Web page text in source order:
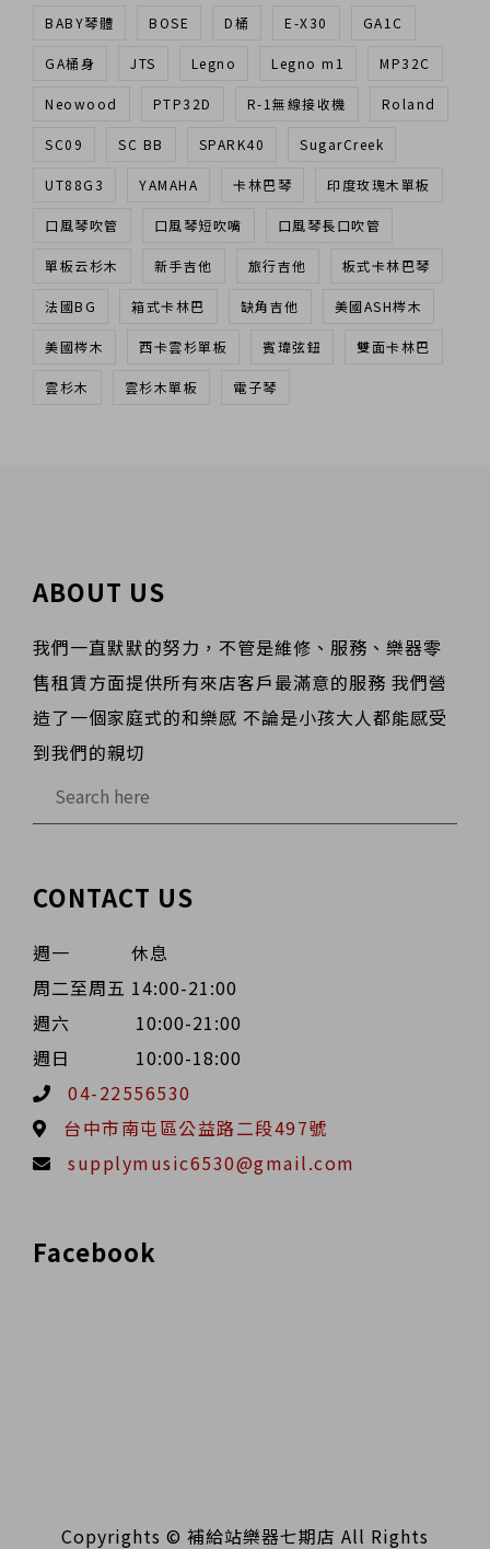
BABY琴體 BOSE D桶 E-X30 GA1C
GA桶身 JTS Legno Legno m1 MP32C
Neowood PTP32D R-1無線接收機 Roland
SC09 SC BB SPARK40 SugarCreek
UT88G3 YAMAHA 卡林巴琴 印度玫瑰木單板
口風琴吹管 口風琴短吹嘴 口風琴長口吹管
單板云杉木 新手吉他 旅行吉他 板式卡林巴琴
法國BG 箱式卡林巴 缺角吉他 美國ASH梣木
美國梣木 西卡雲杉單板 賓瑋弦鈕 雙面卡林巴
雲杉木 雲杉木單板 電子琴
ABOUT US
我們一直默默的努力，不管是維修、服務、樂器零
售租賃方面提供所有來店客戶最滿意的服務 我們營
造了一個家庭式的和樂感 不論是小孩大人都能感受
到我們的親切
CONTACT US
週一 休息
周二至周五 14:00-21:00
週六 10:00-21:00
週日 10:00-18:00
04-22556530
台中市南屯區公益路二段497號
supplymusic6530@gmail.com
Facebook
Copyrights © 補給站樂器七期店 All Rights